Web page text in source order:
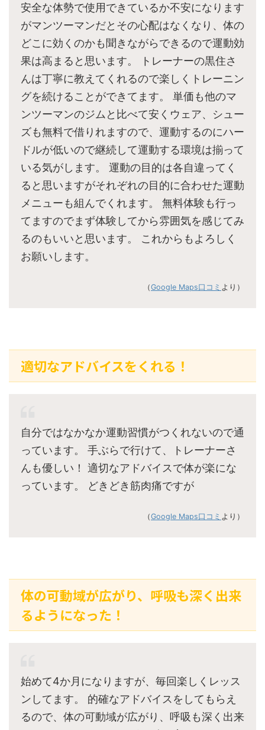
安全な体勢で使用できているか不安になります
がマンツーマンだとその心配はなくなり、体の
どこに効くのかも聞きながらできるので運動効
果は高まると思います。 トレーナーの黒住さ
んは丁寧に教えてくれるので楽しくトレーニン
グを続けることができてます。 単価も他のマ
ンツーマンのジムと比べて安くウェア、シュー
ズも無料で借りれますので、運動するのにハー
ドルが低いので継続して運動する環境は揃って
いる気がします。 運動の目的は各自違ってく
ると思いますがそれぞれの目的に合わせた運動
メニューも組んでくれます。 無料体験も行っ
てますのでまず体験してから雰囲気を感じてみ
るのもいいと思います。 これからもよろしく
お願いします。
（Google Maps口コミ より）
適切なアドバイスをくれる！
自分ではなかなか運動習慣がつくれないので通
っています。 手ぶらで行けて、トレーナーさ
んも優しい！ 適切なアドバイスで体が楽にな
っています。 どきどき筋肉痛ですが
（Google Maps口コミ より）
体の可動域が広がり、呼吸も深く出来
るようになった！
始めて4か月になりますが、毎回楽しくレッス
ンしてます。 的確なアドバイスをしてもらえ
るので、体の可動域が広がり、呼吸も深く出来